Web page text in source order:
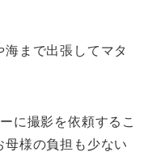
海まで出張してマタ
に撮影を依頼するこ
母様の負担も少ない